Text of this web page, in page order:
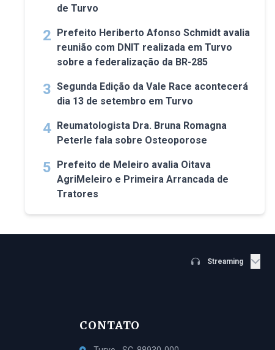
de Turvo
2 Prefeito Heriberto Afonso Schmidt avalia
reunião com DNIT realizada em Turvo
sobre a federalização da BR-285
3 Segunda Edição da Vale Race acontecerá
dia 13 de setembro em Turvo
4 Reumatologista Dra. Bruna Romagna
Peterle fala sobre Osteoporose
5 Prefeito de Meleiro avalia Oitava
AgriMeleiro e Primeira Arrancada de
Tratores
Streaming
CONTATO